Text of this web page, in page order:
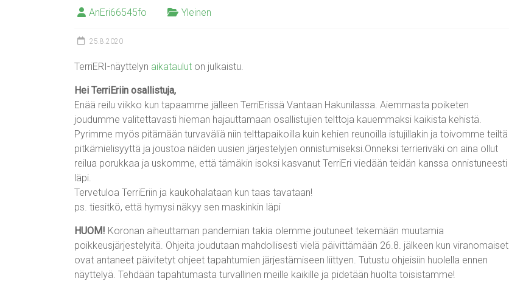
AnEri66545fo Yleinen
25.8.2020
TerriERI-näyttelyn aikataulut on julkaistu.
Hei TerriEriin osallistuja,
Enää reilu viikko kun tapaamme jälleen TerriErissä Vantaan Hakunilassa. Aiemmasta poiketen
joudumme valitettavasti hieman hajauttamaan osallistujien telttoja kauemmaksi kaikista kehistä.
Pyrimme myös pitämään turvaväliä niin telttapaikoilla kuin kehien reunoilla istujillakin ja toivomme teiltä
pitkämielisyyttä ja joustoa näiden uusien järjestelyjen onnistumiseksi.Onneksi terrieriväki on aina ollut
reilua porukkaa ja uskomme, että tämäkin isoksi kasvanut TerriEri viedään teidän kanssa onnistuneesti
läpi.
Tervetuloa TerriEriin ja kaukohalataan kun taas tavataan!
ps. tiesitkö, että hymysi näkyy sen maskinkin läpi
HUOM! Koronan aiheuttaman pandemian takia olemme joutuneet tekemään muutamia
poikkeusjärjestelyitä. Ohjeita joudutaan mahdollisesti vielä päivittämään 26.8. jälkeen kun viranomaiset
ovat antaneet päivitetyt ohjeet tapahtumien järjestämiseen liittyen. Tutustu ohjeisiin huolella ennen
näyttelyä. Tehdään tapahtumasta turvallinen meille kaikille ja pidetään huolta toisistamme!